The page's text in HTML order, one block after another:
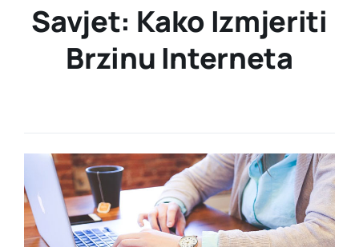
Savjet: Kako Izmjeriti
Brzinu Interneta